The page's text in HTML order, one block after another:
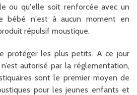
ou qu'elle soit renforcée avec un
bébé n'est à aucun moment en
répulsif moustique.
protéger les plus petits. A ce jour
autorisé par la réglementation,
sont le premier moyen de
pour les jeunes enfants et